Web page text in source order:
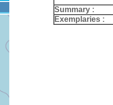
Summary :
Exemplaries :